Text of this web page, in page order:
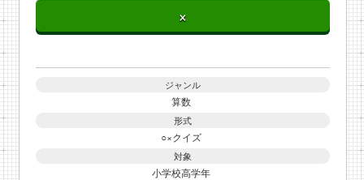
×
ジャンル
算数
形式
○×クイズ
対象
小学校高学年